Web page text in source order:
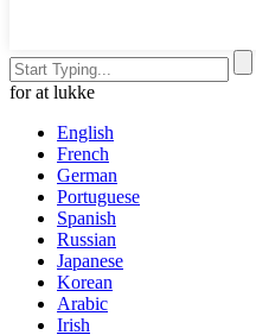
for at lukke
English
French
German
Portuguese
Spanish
Russian
Japanese
Korean
Arabic
Irish